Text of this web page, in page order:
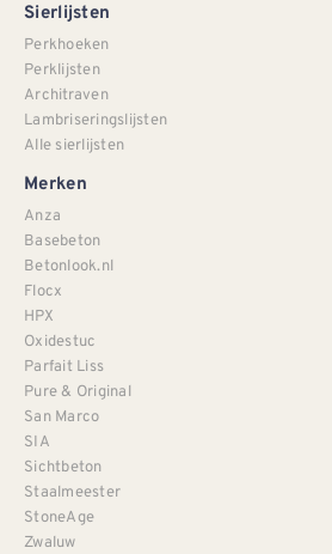
Sierlijsten
Perkhoeken
Perklijsten
Architraven
Lambriseringslijsten
Alle sierlijsten
Merken
Anza
Basebeton
Betonlook.nl
Flocx
HPX
Oxidestuc
Parfait Liss
Pure & Original
San Marco
SIA
Sichtbeton
Staalmeester
StoneAge
Zwaluw